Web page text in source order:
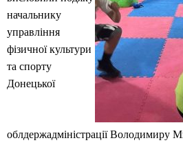
начальнику
управління
фізичної культури
та спорту
Донецької
облдержадміністрації Володимиру